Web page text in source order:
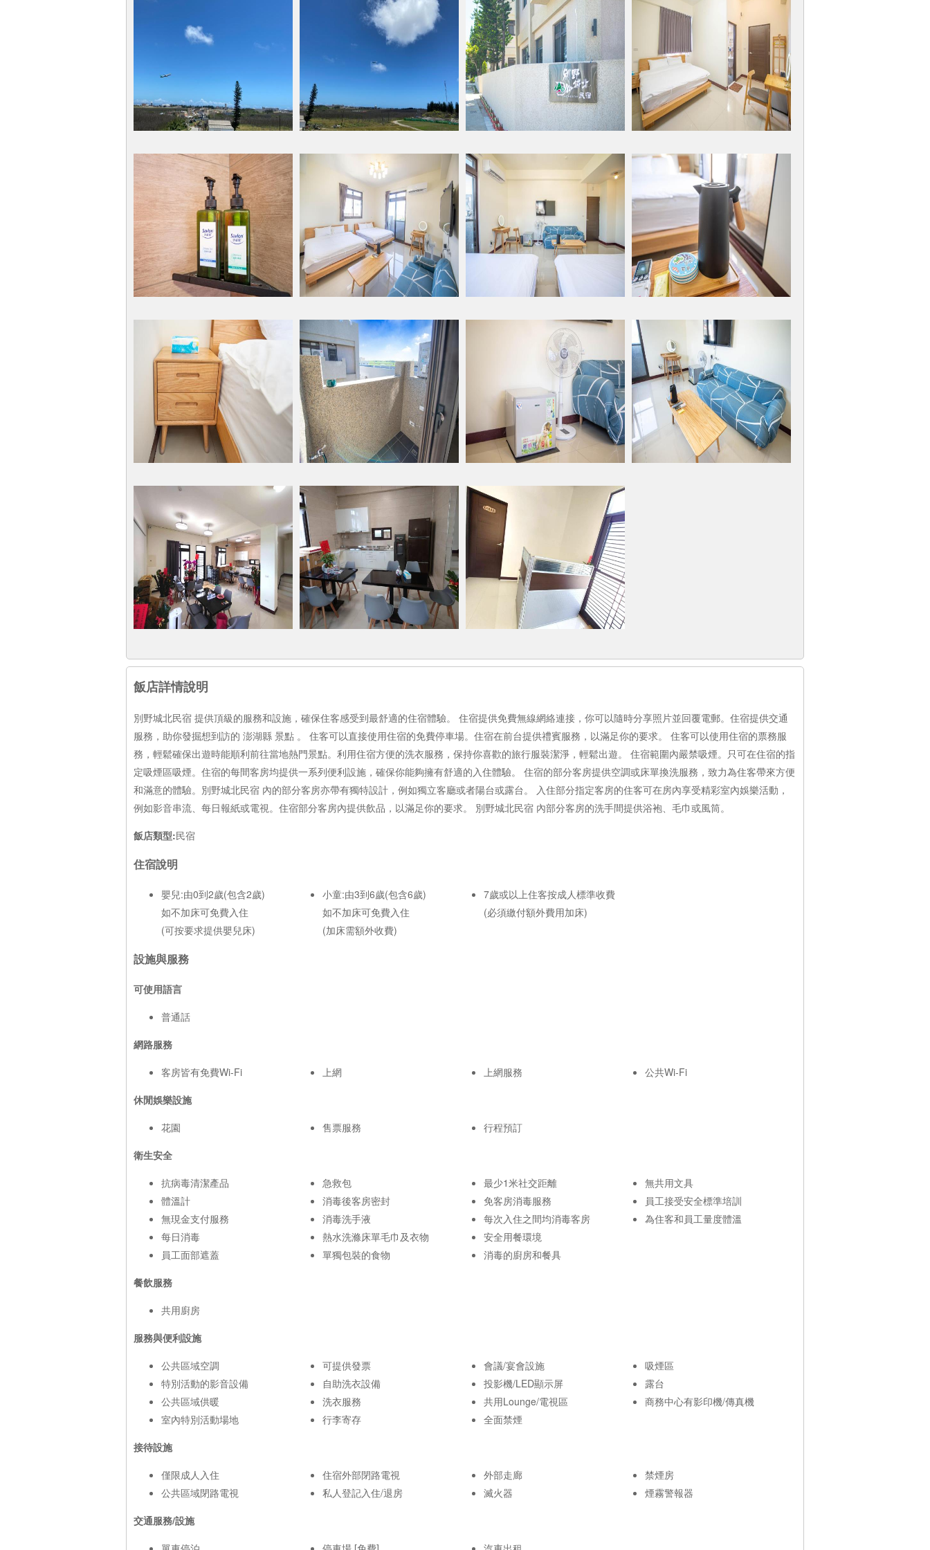
飯店詳情說明
別野城北民宿 提供頂級的服務和設施，確保住客感受到最舒適的住宿體驗。 住宿提供免費無線網絡連接，你可以隨時分享照片並回覆電郵。住宿提供交通
服務，助你發掘想到訪的 澎湖縣 景點 。 住客可以直接使用住宿的免費停車場。住宿在前台提供禮賓服務，以滿足你的要求。 住客可以使用住宿的票務服
務，輕鬆確保出遊時能順利前往當地熱門景點。利用住宿方便的洗衣服務，保持你喜歡的旅行服裝潔淨，輕鬆出遊。 住宿範圍內嚴禁吸煙。只可在住宿的指
定吸煙區吸煙。住宿的每間客房均提供一系列便利設施，確保你能夠擁有舒適的入住體驗。 住宿的部分客房提供空調或床單換洗服務，致力為住客帶來方便
和滿意的體驗。別野城北民宿 內的部分客房亦帶有獨特設計，例如獨立客廳或者陽台或露台。 入住部分指定客房的住客可在房內享受精彩室內娛樂活動，
例如影音串流、每日報紙或電視。住宿部分客房內提供飲品，以滿足你的要求。 別野城北民宿 內部分客房的洗手間提供浴袍、毛巾或風筒。
飯店類型:民宿
住宿說明
嬰兒:由0到2歲(包含2歲)
如不加床可免費入住
(可按要求提供嬰兒床)
小童:由3到6歲(包含6歲)
如不加床可免費入住
(加床需額外收費)
7歲或以上住客按成人標準收費
(必須繳付額外費用加床)
設施與服務
可使用語言
普通話
網路服務
客房皆有免費Wi-Fi
上網 上網服務
公共Wi-Fi
休閒娛樂設施
花園
售票服務
行程預訂
衛生安全
抗病毒清潔產品
體溫計
無現金支付服務
每日消毒
員工面部遮蓋
急救包
消毒後客房密封
消毒洗手液
熱水洗滌床單毛巾及衣物
單獨包裝的食物
最少1米社交距離
免客房消毒服務
每次入住之間均消毒客房
安全用餐環境
消毒的廚房和餐具
無共用文具
員工接受安全標準培訓
為住客和員工量度體溫
餐飲服務
共用廚房
服務與便利設施
公共區域空調
特別活動的影音設備
公共區域供暖
室內特別活動場地
可提供發票
自助洗衣設備
洗衣服務
行李寄存
會議/宴會設施
投影機/LED顯示屏
共用Lounge/電視區
全面禁煙
吸煙區
露台
商務中心有影印機/傳真機
接待設施
僅限成人入住
公共區域閉路電視
住宿外部閉路電視
私人登記入住/退房
外部走廊
滅火器
禁煙房
煙霧警報器
交通服務/設施